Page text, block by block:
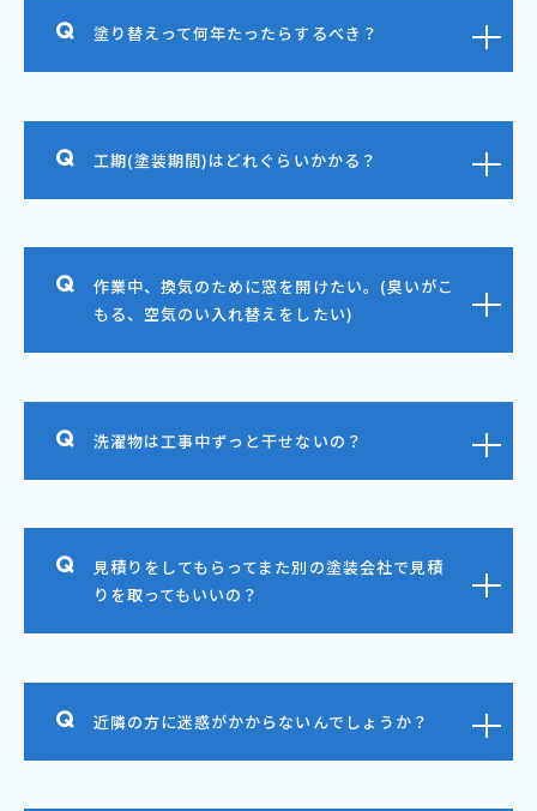
塗り替えって何年たったらするべき？
工期(塗装期間)はどれぐらいかかる？
作業中、換気のために窓を開けたい。(臭いがこ
もる、空気のい入れ替えをしたい)
洗濯物は工事中ずっと干せないの？
見積りをしてもらってまた別の塗装会社で見積
りを取ってもいいの？
近隣の方に迷惑がかからないんでしょうか？